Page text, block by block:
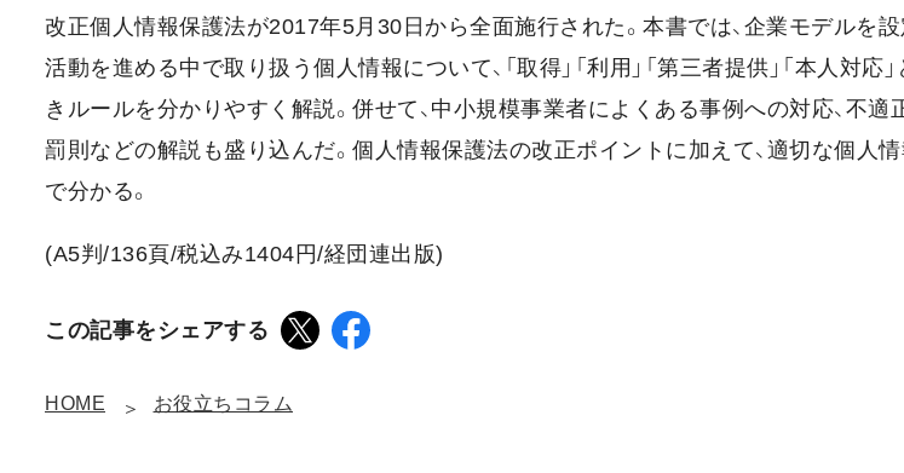
改正個人情報保護法が2017年5月30日から全面施行された。本書では、企業モデルを設
活動を進める中で取り扱う個人情報について、「取得」「利用」「第三者提供」「本人対
きルールを分かりやすく解説。併せて、中小規模事業者によくある事例への対応、不適
罰則などの解説も盛り込んだ。個人情報保護法の改正ポイントに加えて、適切な個人
で分かる。
(A5判/136頁/税込み1404円/経団連出版)
この記事をシェアする
HOME お役立ちコラム